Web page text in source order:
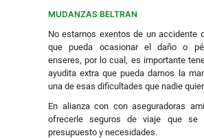
MUDANZAS BELTRAN
No estamos exentos de un accidente
que pueda ocasionar el daño o
enseres, por lo cual, es importante
ayudita extra que pueda darnos la
una de esas dificultades que nadie
En alianza con con aseguradoras
ofrecerle seguros de viaje que se
presupuesto y necesidades.